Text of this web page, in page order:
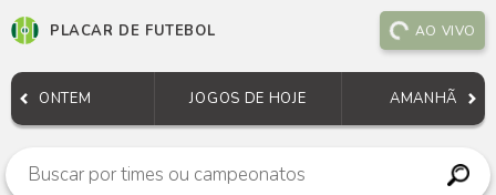
PLACAR DE FUTEBOL AO VIVO
ONTEM JOGOS DE HOJE AMANHÃ